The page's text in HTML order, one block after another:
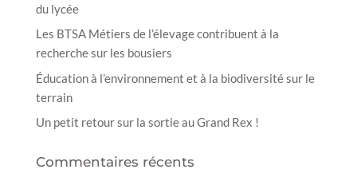
du lycée
Les BTSA Métiers de l’élevage contribuent à la
recherche sur les bousiers
Éducation à l’environnement et à la biodiversité sur le
terrain
Un petit retour sur la sortie au Grand Rex !
Commentaires récents